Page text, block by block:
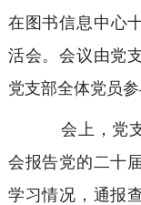
在图书信息中心
活会。会议由党
党支部全体党员参
会上，党
会报告党的二十
学习情况，通报